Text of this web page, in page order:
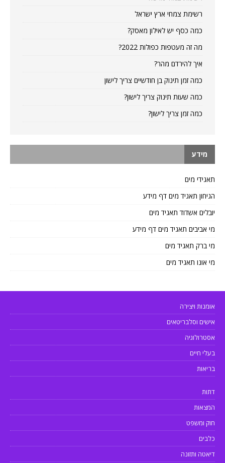
רשימת צמחי ארץ ישראל
כמה כסף יש לאילון מאסק?
מה זה מעטפות כפולות 2022?
איך להירדם מהר?
כמה זמן תינוק בן חודשיים צריך לישון
כמה שעות תינוק צריך לישון?
כמה זמן צריך לישון?
מידע
תאגידי מים
הגיחון תאגיד מים דף מידע
יובלים אשדוד תאגיד מים
מי אביבים תאגיד מים דף מידע
מי ברק תאגיד מים
מי אונו תאגיד מים
אומנות ויצירה
אישים וסלבריטאים
אסטרולוגיה
בעלי חיים
בריאות
דתות
המצאות
חוק ומשפט
כלבים
דיאטה ותזונה